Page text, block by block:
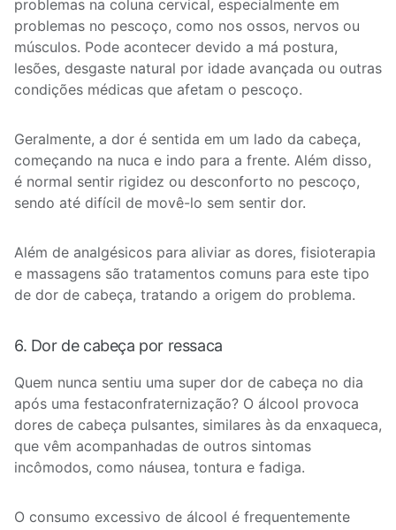
problemas na coluna cervical, especialmente em
problemas no pescoço, como nos ossos, nervos ou
músculos. Pode acontecer devido a má postura,
lesões, desgaste natural por idade avançada ou outras
condições médicas que afetam o pescoço.
Geralmente, a dor é sentida em um lado da cabeça,
começando na nuca e indo para a frente. Além disso,
é normal sentir rigidez ou desconforto no pescoço,
sendo até difícil de movê-lo sem sentir dor.
Além de analgésicos para aliviar as dores, fisioterapia
e massagens são tratamentos comuns para este tipo
de dor de cabeça, tratando a origem do problema.
6. Dor de cabeça por ressaca
Quem nunca sentiu uma super dor de cabeça no dia
após uma festaconfraternização? O álcool provoca
dores de cabeça pulsantes, similares às da enxaqueca,
que vêm acompanhadas de outros sintomas
incômodos, como náusea, tontura e fadiga.
O consumo excessivo de álcool é frequentemente